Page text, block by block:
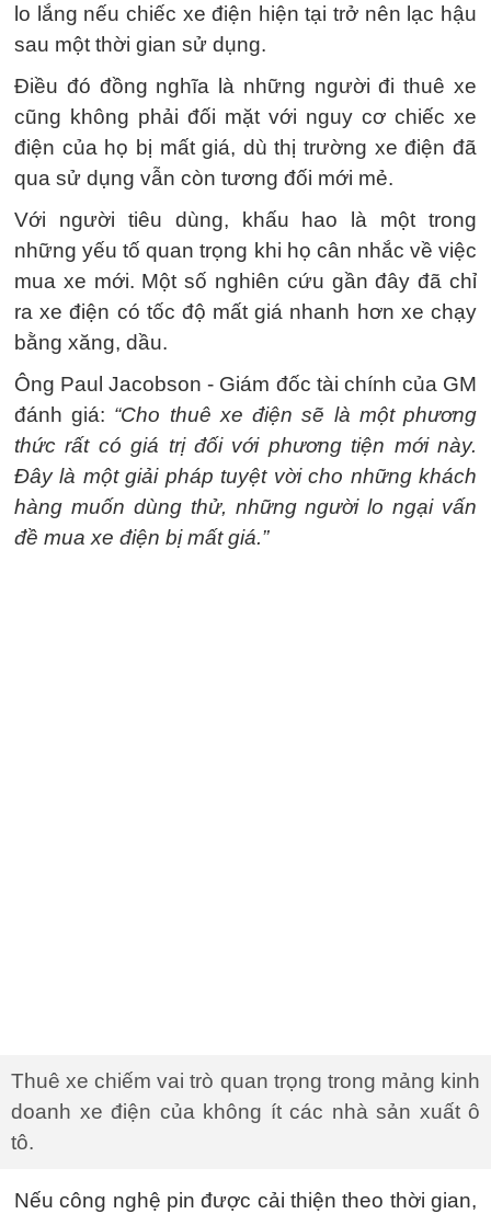
lo lắng nếu chiếc xe điện hiện tại trở nên lạc hậu
sau một thời gian sử dụng.
Điều đó đồng nghĩa là những người đi thuê xe
cũng không phải đối mặt với nguy cơ chiếc xe
điện của họ bị mất giá, dù thị trường xe điện đã
qua sử dụng vẫn còn tương đối mới mẻ.
Với người tiêu dùng, khấu hao là một trong
những yếu tố quan trọng khi họ cân nhắc về việc
mua xe mới. Một số nghiên cứu gần đây đã chỉ
ra xe điện có tốc độ mất giá nhanh hơn xe chạy
bằng xăng, dầu.
Ông Paul Jacobson - Giám đốc tài chính của GM
đánh giá: “Cho thuê xe điện sẽ là một phương
thức rất có giá trị đối với phương tiện mới này.
Đây là một giải pháp tuyệt vời cho những khách
hàng muốn dùng thử, những người lo ngại vấn
đề mua xe điện bị mất giá.”
Thuê xe chiếm vai trò quan trọng trong mảng kinh
doanh xe điện của không ít các nhà sản xuất ô
tô.
Nếu công nghệ pin được cải thiện theo thời gian,